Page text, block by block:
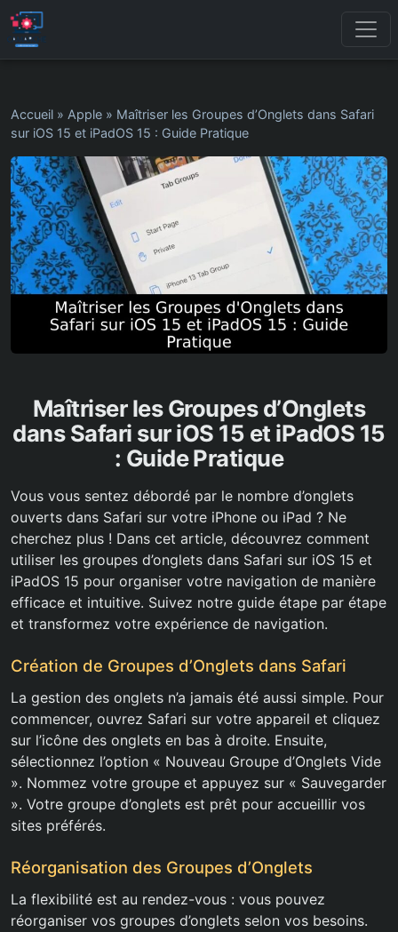
Accueil » Apple » Maîtriser les Groupes d’Onglets dans Safari
sur iOS 15 et iPadOS 15 : Guide Pratique
Maîtriser les Groupes d’Onglets
dans Safari sur iOS 15 et iPadOS 15
: Guide Pratique
Vous vous sentez débordé par le nombre d’onglets
ouverts dans Safari sur votre iPhone ou iPad ? Ne
cherchez plus ! Dans cet article, découvrez comment
utiliser les groupes d’onglets dans Safari sur iOS 15 et
iPadOS 15 pour organiser votre navigation de manière
efficace et intuitive. Suivez notre guide étape par étape
et transformez votre expérience de navigation.
Création de Groupes d’Onglets dans Safari
La gestion des onglets n’a jamais été aussi simple. Pour
commencer, ouvrez Safari sur votre appareil et cliquez
sur l’icône des onglets en bas à droite. Ensuite,
sélectionnez l’option « Nouveau Groupe d’Onglets Vide
». Nommez votre groupe et appuyez sur « Sauvegarder
». Votre groupe d’onglets est prêt pour accueillir vos
sites préférés.
Réorganisation des Groupes d’Onglets
La flexibilité est au rendez-vous : vous pouvez
réorganiser vos groupes d’onglets selon vos besoins.